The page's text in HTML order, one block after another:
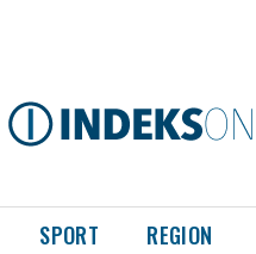
SPORT REGION